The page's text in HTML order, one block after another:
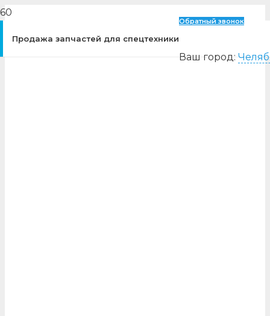
Продажа запчастей для спецтехники
Обратный звонок
Ваш город: